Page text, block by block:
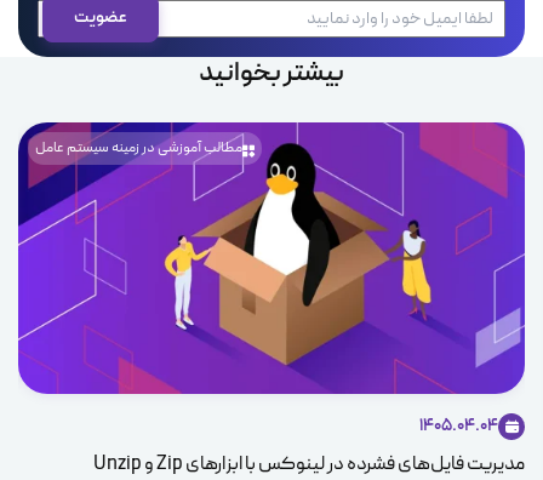
بیشتر بخوانید
مطالب آموزشی در زمینه سیستم عامل
1405.04.04
مدیریت فایل‌های فشرده در لینوکس با ابزارهای Zip و Unzip